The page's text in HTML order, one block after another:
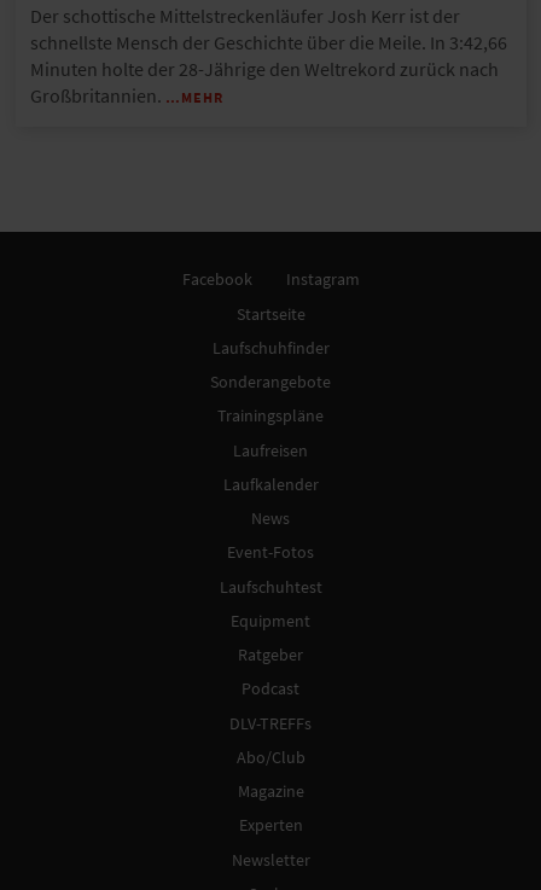
Der schottische Mittelstreckenläufer Josh Kerr ist der
schnellste Mensch der Geschichte über die Meile. In 3:42,66
Minuten holte der 28-Jährige den Weltrekord zurück nach
Großbritannien. …MEHR
Facebook
Instagram
Startseite
Laufschuhfinder
Sonderangebote
Trainingspläne
Laufreisen
Laufkalender
News
Event-Fotos
Laufschuhtest
Equipment
Ratgeber
Podcast
DLV-TREFFs
Abo/Club
Magazine
Experten
Newsletter